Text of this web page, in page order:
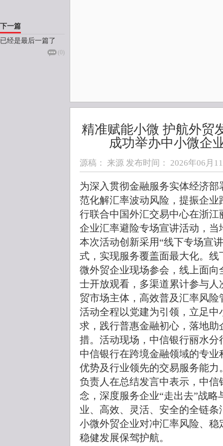
下一篇
已经是最后一篇了
(0)
精准赋能小微 护航外贸
成功举办中小微企
源稿： 来源 发布时间： 2026年06月
为深入贯彻金融服务实体经济
范化解汇率波动风险，提振企
行联合中国外汇交易中心在浙
企业汇率避险专场宣讲活动，
本次活动创新采用“线下专场宣
式，实现服务覆盖面最大化。
微外贸企业现场参会，线上面
士开放观看，多渠道累计参与人
贸市场主体，高效普及汇率风险
活动全程以党建为引领，立足
求，践行普惠金融初心，落地
措。活动现场，中信银行丽水
中信银行在跨境金融领域的专
优势及行业领先的交易服务能
负责人在总结发言中表示，中
念，深度服务企业“走出去”战
业、高效、灵活、安全的全链
小微外贸企业对冲汇率风险、
稳健发展保驾护航。